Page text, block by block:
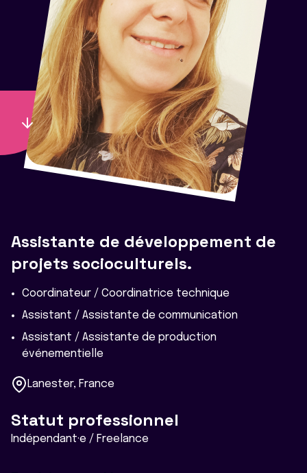
Assistante de développement de
projets socioculturels.
Coordinateur / Coordinatrice technique
Assistant / Assistante de communication
Assistant / Assistante de production
événementielle
Lanester, France
Statut professionnel
Indépendant·e / Freelance